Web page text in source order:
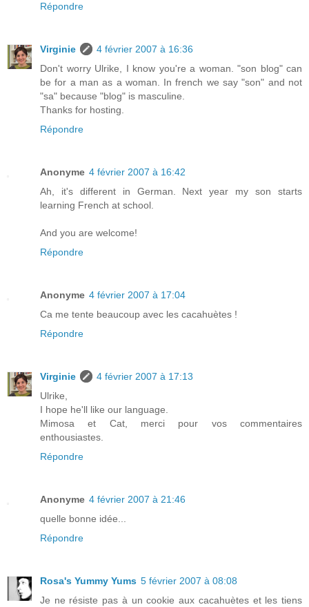
Répondre
Virginie
4 février 2007 à 16:36
Don't worry Ulrike, I know you're a woman. "son blog" can
be for a man as a woman. In french we say "son" and not
"sa" because "blog" is masculine.
Thanks for hosting.
Répondre
Anonyme 4 février 2007 à 16:42
Ah, it's different in German. Next year my son starts
learning French at school.
And you are welcome!
Répondre
Anonyme 4 février 2007 à 17:04
Ca me tente beaucoup avec les cacahuètes !
Répondre
Virginie
4 février 2007 à 17:13
Ulrike,
I hope he'll like our language.
Mimosa et Cat, merci pour vos commentaires
enthousiastes.
Répondre
Anonyme 4 février 2007 à 21:46
quelle bonne idée...
Répondre
Rosa's Yummy Yums 5 février 2007 à 08:08
Je ne résiste pas à un cookie aux cacahuètes et les tiens